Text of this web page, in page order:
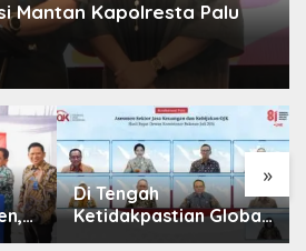
Mantan Kapolresta Palu
»
IHSG Menguat, Jumlah
Investor Pasar Modal
Tembus 30 Juta per